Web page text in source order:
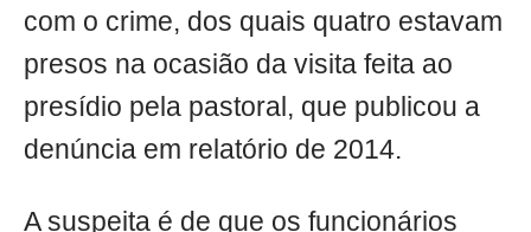
com o crime, dos quais quatro estavam
presos na ocasião da visita feita ao
presídio pela pastoral, que publicou a
denúncia em relatório de 2014.
A suspeita é de que os funcionários